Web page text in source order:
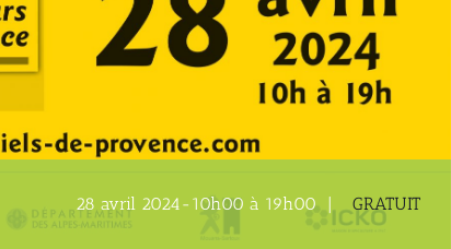
28 avril 2024-10h00 à 19h00 GRATUIT